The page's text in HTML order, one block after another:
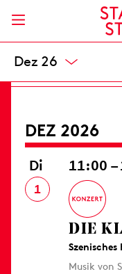
Nov 26
Opernhaus
8 / 20,50 /
DEZ 2026
Di
1
11:00 –
DIE
Musik von